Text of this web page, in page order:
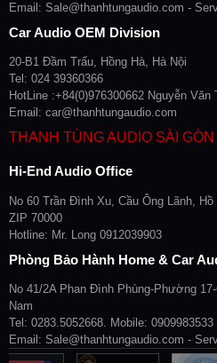
Email: Sale@thanhtungaudio.com -
Car Audio OEM Division
20-B1 Đầm Trấu, Hồng Hà, Hà Nội
Tel: 024 39360366
HotLine :+84(0)976300662 Nguyễn Văn
Email: car@thanhtungaudio.com
THANH TÙNG AUDIO SÀI GÒN
Hi-End Audio Office
No 60 Trần Đình Xu, Cầu Ông Lãnh,
ZIP 70000
Hotline: Mr. Long 0912039903
Phòng Bảo Hành Home & Car
No 41/2A Phan Đình Phùng-Phường
Nam
Tel: 0283.5052668. Mobile: 0909983533
Email: Sale@thanhtungaudio.com -